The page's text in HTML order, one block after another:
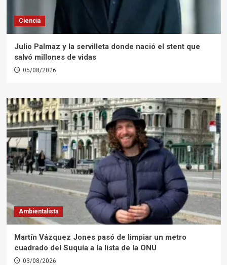
Ciencia
Julio Palmaz y la servilleta donde nació el stent que
salvó millones de vidas
05/08/2026
Ambientalista
Martín Vázquez Jones pasó de limpiar un metro
cuadrado del Suquía a la lista de la ONU
03/08/2026